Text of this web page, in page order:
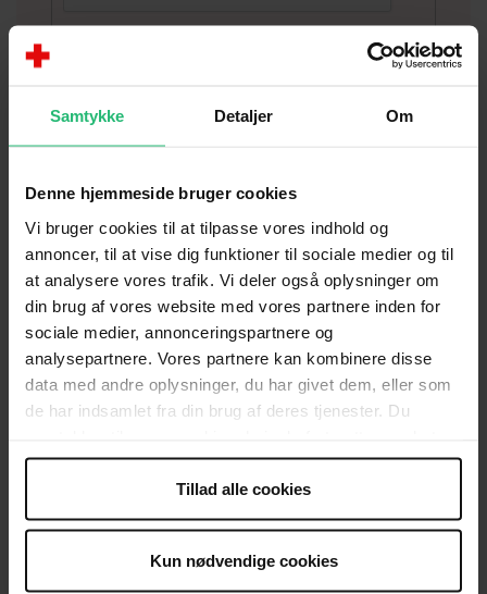
Samtykke Detaljer Om
Denne hjemmeside bruger cookies
Vi bruger cookies til at tilpasse vores indhold og
annoncer, til at vise dig funktioner til sociale medier og til
at analysere vores trafik. Vi deler også oplysninger om
din brug af vores website med vores partnere inden for
sociale medier, annonceringspartnere og
analysepartnere. Vores partnere kan kombinere disse
data med andre oplysninger, du har givet dem, eller som
de har indsamlet fra din brug af deres tjenester. Du
anvende vores hjemmeside.
Tillad alle cookies
Kun nødvendige cookies
Bliv frivillig skoleven
Hvis du ønsker at blive frivillig skoleven,
udfyld da nedenstående formular og du vil
blive kontaktet snarest muligt med nærmere
info.
Navn
Navn
E-mail